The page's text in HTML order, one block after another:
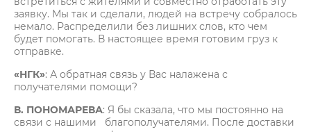
заявку. Мы так и сделали, людей на встречу собралось
немало. Распределили без лишних слов, кто чем
будет помогать. В настоящее время готовим груз к
отправке.
«НГК»: А обратная связь у Вас налажена с
получателями помощи?
В. ПОНОМАРЕВА: Я бы сказала, что мы постоянно на
связи с нашими благополучателями. После доставки